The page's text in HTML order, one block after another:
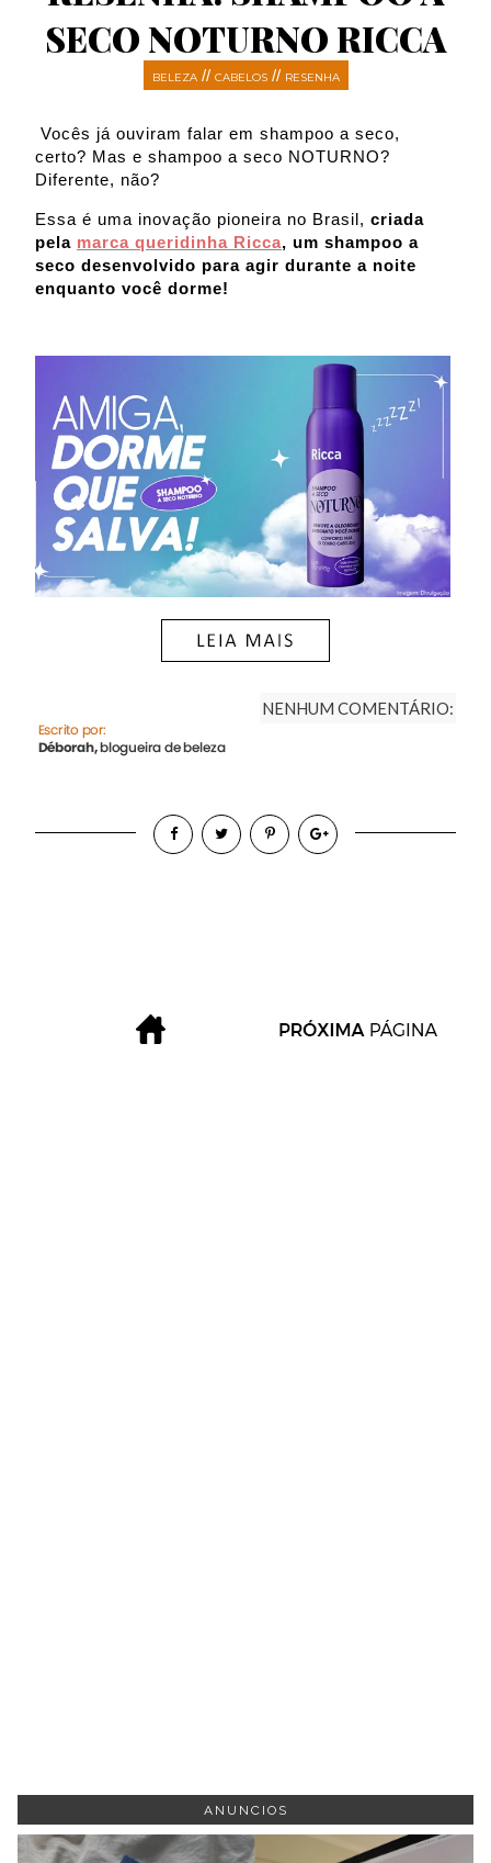
SECO NOTURNO RICCA
BELEZA// CABELOS// RESENHA
Vocês já ouviram falar em shampoo a seco,
certo? Mas e shampoo a seco NOTURNO?
Diferente, não?
Essa é uma inovação pioneira no Brasil, criada
pela marca queridinha Ricca, um shampoo a
seco desenvolvido para agir durante a noite
enquanto você dorme!
NENHUM COMENTÁRIO:
ANUNCIOS